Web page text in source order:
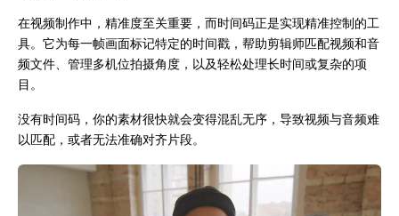
在视频制作中，精准度至关重要，而时间码正是实现精准控制的工
具。它为每一帧画面标记特定的时间戳，帮助剪辑师匹配视频和音
频文件、管理多机位拍摄角度，以及轻松处理长时间或复杂的项
目。
没有时间码，你的素材很快就会变得混乱无序，导致视频与音频难
以匹配，或者无法准确对齐片段。